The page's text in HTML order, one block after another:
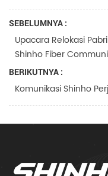
SEBELUMNYA :
Upacara Relokasi
Shinho Fiber
BERIKUTNYA :
Komunikasi Shinho